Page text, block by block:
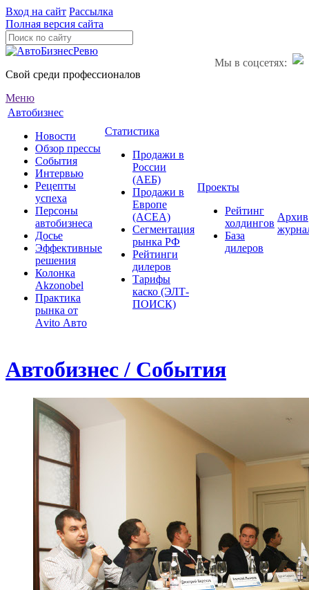
Вход на сайт Рассылка
Полная версия сайта
Мы в соцсетях:
Свой среди профессионалов
Меню
Автобизнес
Новости
Обзор прессы
События
Интервью
Рецепты
успеха
Персоны
автобизнеса
Досье
Эффективные
решения
Колонка
Akzonobel
Практика
рынка от
Аvito Авто
Статистика
Продажи в
России
(АЕБ)
Продажи в
Европе
(ACEA)
Сегментация
рынка РФ
Рейтинги
дилеров
Тарифы
каско (ЭЛТ-
ПОИСК)
Проекты
Рейтинг
холдингов
База
дилеров
Архив
Автобизнес / События